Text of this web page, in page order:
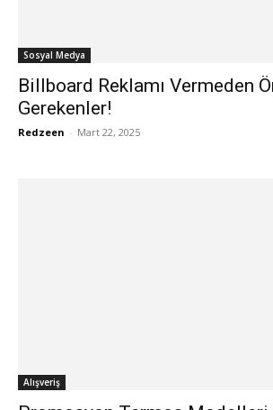
Sosyal Medya
Billboard Reklamı Vermeden
Gerekenler!
Redzeen - Mart 22, 2025
Alışveriş